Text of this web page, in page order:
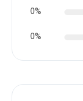
0%
0%